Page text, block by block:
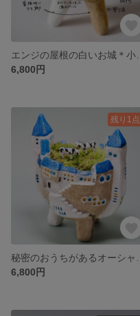
6,800円
残り1点
6,800円